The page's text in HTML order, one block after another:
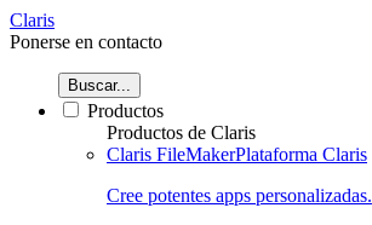
Claris
Ponerse en contacto
Buscar...
Productos
Productos de Claris
Claris FileMakerPlataforma Claris
Cree potentes apps personalizadas.